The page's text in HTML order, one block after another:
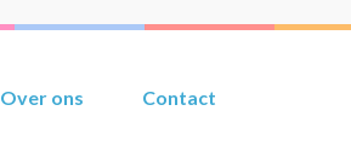
Over ons Contact